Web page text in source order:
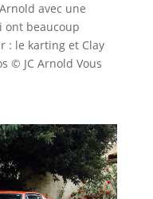
avec une
ont beaucoup
: le karting et Clay
© JC Arnold Vous